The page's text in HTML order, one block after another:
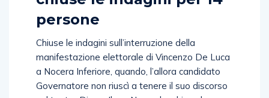
persone
Chiuse le indagini sull’interruzione della
manifestazione elettorale di Vincenzo De Luca
a Nocera Inferiore, quando, l’allora candidato
Governatore non riuscì a tenere il suo discorso